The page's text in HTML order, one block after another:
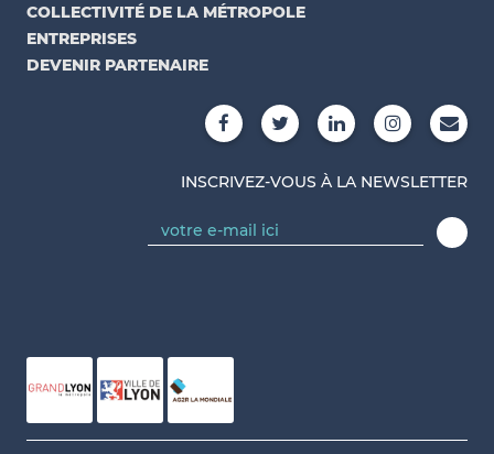
COLLECTIVITÉ DE LA MÉTROPOLE
ENTREPRISES
DEVENIR PARTENAIRE
INSCRIVEZ-VOUS À LA NEWSLETTER